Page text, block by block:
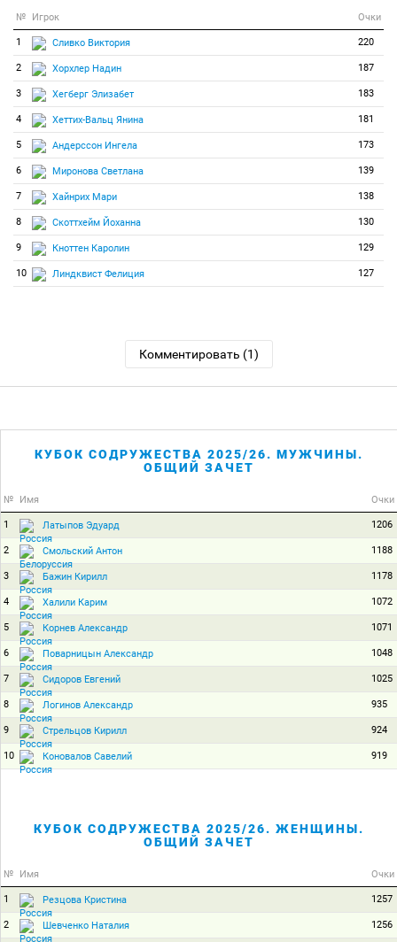
№ Игрок Очки
1 Сливко Виктория 220
2 Хорхлер Надин 187
3 Хегберг Элизабет 183
4 Хеттих-Вальц Янина 181
5 Андерссон Ингела 173
6 Миронова Светлана 139
7 Хайнрих Мари 138
8 Скоттхейм Йоханна 130
9 Кноттен Каролин 129
10 Линдквист Фелиция 127
Комментировать (1)
КУБОК СОДРУЖЕСТВА 2025/26. МУЖЧИНЫ.
ОБЩИЙ ЗАЧЕТ
№ Имя Очки
1 Латыпов Эдуард 1206
2 Смольский Антон 1188
3 Бажин Кирилл 1178
4 Халили Карим 1072
5 Корнев Александр 1071
6 Поварницын Александр 1048
7 Сидоров Евгений 1025
8 Логинов Александр 935
9 Стрельцов Кирилл 924
10 Коновалов Савелий 919
КУБОК СОДРУЖЕСТВА 2025/26. ЖЕНЩИНЫ.
ОБЩИЙ ЗАЧЕТ
№ Имя Очки
1 Резцова Кристина 1257
2 Шевченко Наталия 1256